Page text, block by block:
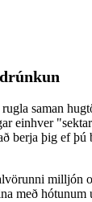
saman
einhver
berja þig ef þú
milljón
með hótunum